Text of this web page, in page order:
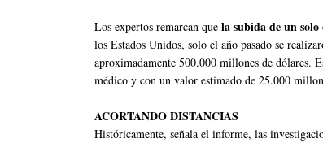
Los expertos remarcan que la subida de un
los Estados Unidos, solo el año pasado se
aproximadamente 500.000 millones de dólares.
médico y con un valor estimado de 25.000
ACORTANDO DISTANCIAS
Históricamente, señala el informe, las